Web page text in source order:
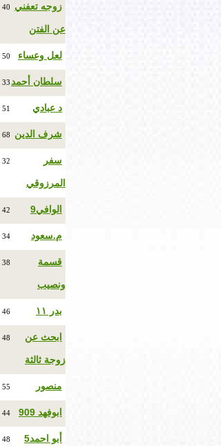
زوجه تعفني
عن الفتن
40
لعل وعساء 50
سلطان أحمد33
د عبادي 51
شرف الدين 68
سفر
المرزوقي
32
الوافي9 42
م.سعود 34
قسمة
ونصيب
38
بدر ١١ 46
ابحث عن
زوجة ثالثة
48
منصور 55
ابوفهد 909 44
أبو احمد5 48